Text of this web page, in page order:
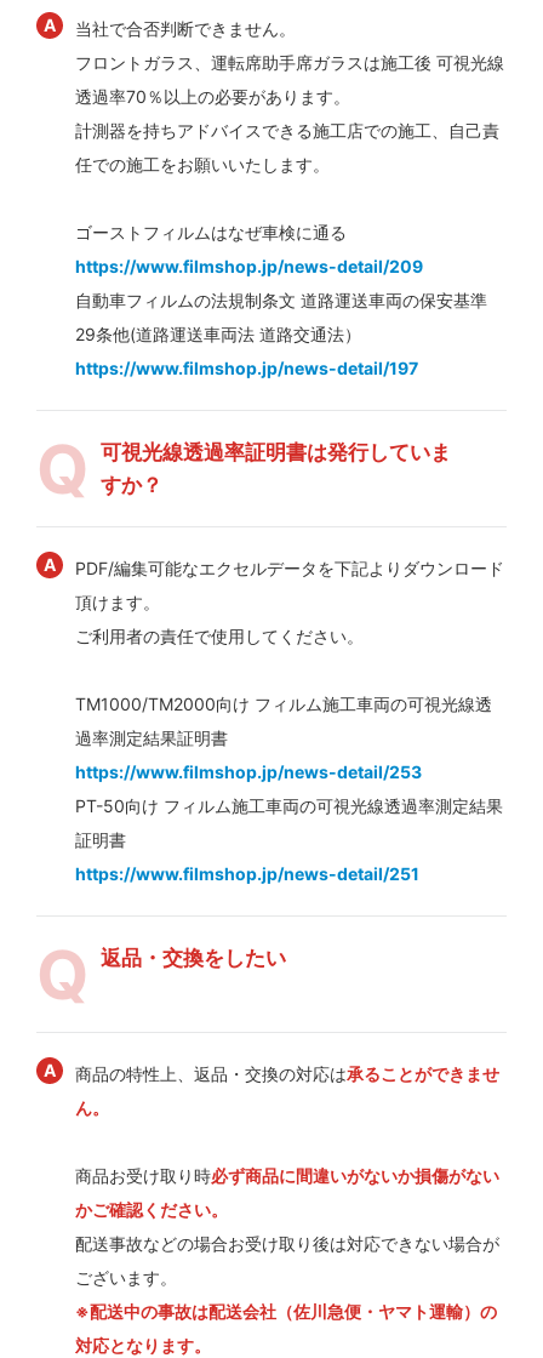
当社で合否判断できません。
フロントガラス、運転席助手席ガラスは施工後 可視光線
透過率70％以上の必要があります。
計測器を持ちアドバイスできる施工店での施工、自己責
任での施工をお願いいたします。
ゴーストフィルムはなぜ車検に通る
https://www.filmshop.jp/news-detail/209
自動車フィルムの法規制条文 道路運送車両の保安基準
29条他(道路運送車両法 道路交通法）
https://www.filmshop.jp/news-detail/197
可視光線透過率証明書は発行していま
すか？
PDF/編集可能なエクセルデータを下記よりダウンロード
頂けます。
ご利用者の責任で使用してください。
TM1000/TM2000向け フィルム施工車両の可視光線透
過率測定結果証明書
https://www.filmshop.jp/news-detail/253
PT-50向け フィルム施工車両の可視光線透過率測定結果
証明書
https://www.filmshop.jp/news-detail/251
返品・交換をしたい
商品の特性上、返品・交換の対応は承ることができませ
ん。
商品お受け取り時必ず商品に間違いがないか損傷がない
かご確認ください。
配送事故などの場合お受け取り後は対応できない場合が
ございます。
※配送中の事故は配送会社（佐川急便・ヤマト運輸）の
対応となります。